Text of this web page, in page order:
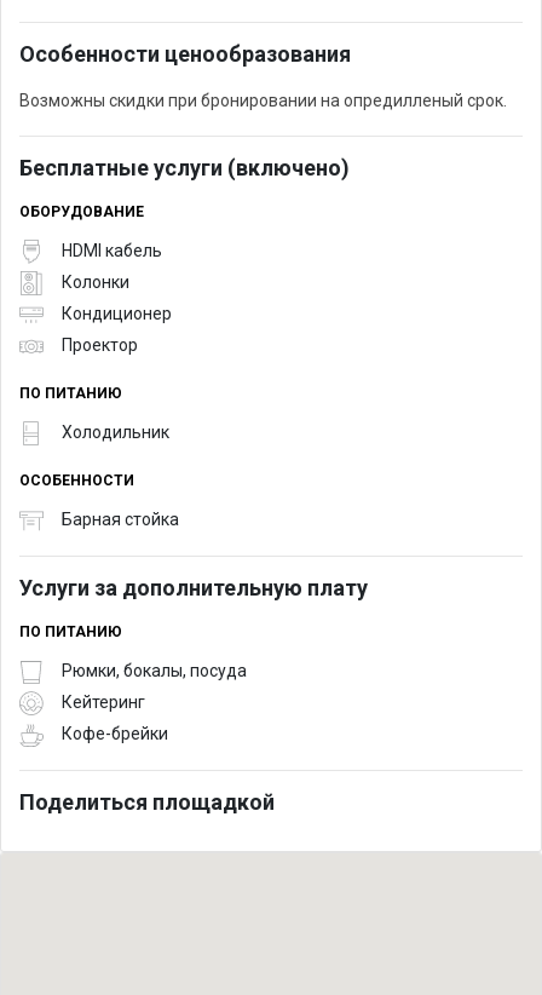
Особенности ценообразования
Возможны скидки при бронировании на опредилленый срок.
Бесплатные услуги (включено)
ОБОРУДОВАНИЕ
HDMI кабель
Колонки
Кондиционер
Проектор
ПО ПИТАНИЮ
Холодильник
ОСОБЕННОСТИ
Барная стойка
Услуги за дополнительную плату
ПО ПИТАНИЮ
Рюмки, бокалы, посуда
Кейтеринг
Кофе-брейки
Поделиться площадкой